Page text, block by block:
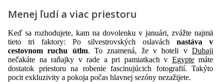
Menej ľudí a viac priestoru
Keď sa rozhodujete, kam na dovolenku v januári, zvážte najmä
tieto tri faktory: Po silvestrovských oslavách nastáva v
cestovnom ruchu útlm. To znamená, že v hoteli vDubaji
nečakáte na raňajky v rade a pri pamiatkach v Egyptemáte
dostatok priestoru na robenie fascinujúcich fotografií. Takýto
pocit exkluzivity a pokoja počas hlavnej sezóny nezažijete.